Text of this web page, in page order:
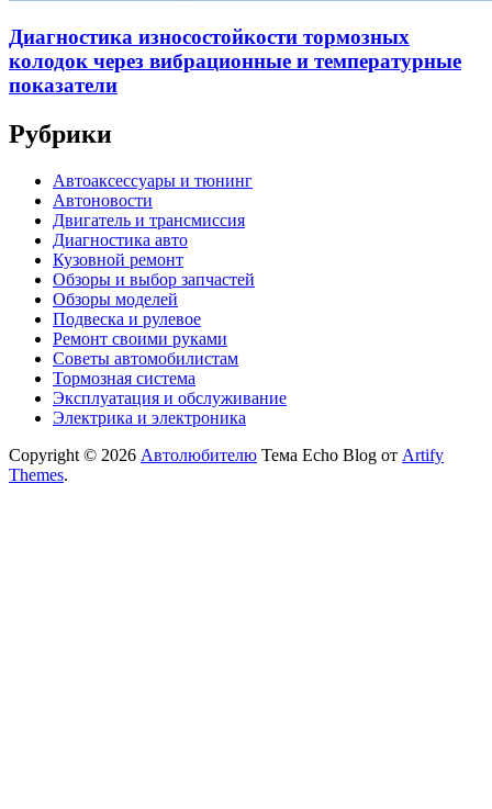
Диагностика износостойкости тормозных
колодок через вибрационные и температурные
показатели
Рубрики
Автоаксессуары и тюнинг
Автоновости
Двигатель и трансмиссия
Диагностика авто
Кузовной ремонт
Обзоры и выбор запчастей
Обзоры моделей
Подвеска и рулевое
Ремонт своими руками
Советы автомобилистам
Тормозная система
Эксплуатация и обслуживание
Электрика и электроника
Copyright © 2026 Автолюбителю Тема Echo Blog от Artify
Themes.